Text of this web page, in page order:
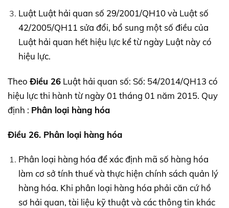
Luật Luật hải quan số 29/2001/QH10 và Luật số
42/2005/QH11 sửa đổi, bổ sung một số điều của
Luật hải quan hết hiệu lực kể từ ngày Luật này có
hiệu lực.
Theo Điều 26 Luật hải quan số: Số: 54/2014/QH13 có
hiệu lực thi hành từ ngày 01 tháng 01 năm 2015. Quy
định : Phân loại hàng hóa
Điều 26. Phân loại hàng hóa
Phân loại hàng hóa để xác định mã số hàng hóa
làm cơ sở tính thuế và thực hiện chính sách quản lý
hàng hóa. Khi phân loại hàng hóa phải căn cứ hồ
sơ hải quan, tài liệu kỹ thuật và các thông tin khác